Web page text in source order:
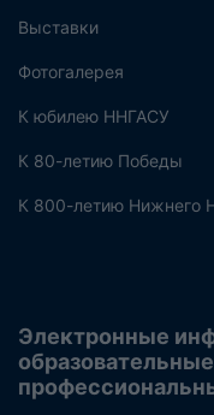
Выставки
Фотогалерея
К юбилею ННГАСУ
К 80-летию Победы
К 800-летию Нижнего
Электронные